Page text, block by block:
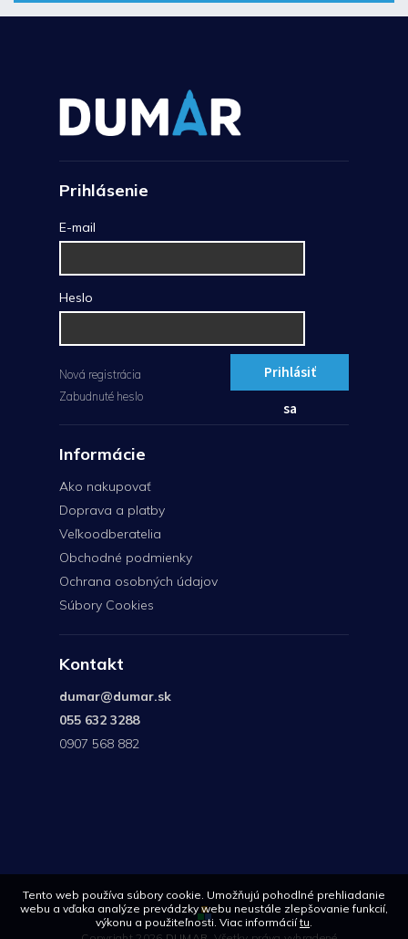
Tento web používa súbory cookie. Umožňujú pohodlné prehliadanie
webu a vďaka analýze prevádzky webu neustále zlepšovanie funkcií,
výkonu a použiteľnosti. Viac informáciítu.
Prihlásenie
E-mail
Heslo
Prihlásiť
sa
Nová registrácia
Zabudnuté heslo
Informácie
Ako nakupovať
Doprava a platby
Veľkoodberatelia
Obchodné podmienky
Ochrana osobných údajov
Súbory Cookies
Kontakt
dumar@dumar.sk
055 632 3288
0907 568 882
568